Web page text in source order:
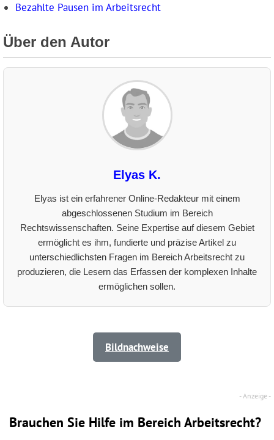
Bezahlte Pausen im Arbeitsrecht
Über den Autor
Elyas K.
Elyas ist ein erfahrener Online-Redakteur mit einem
abgeschlossenen Studium im Bereich
Rechtswissenschaften. Seine Expertise auf diesem Gebiet
ermöglicht es ihm, fundierte und präzise Artikel zu
unterschiedlichsten Fragen im Bereich Arbeitsrecht zu
produzieren, die Lesern das Erfassen der komplexen Inhalte
ermöglichen sollen.
Bildnachweise
Brauchen Sie Hilfe im Bereich Arbeitsrecht?